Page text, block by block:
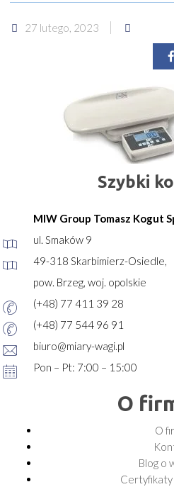
27 lutego, 2023
Szybki
MIW Group Tomasz Kogut
ul. Smaków 9
49-318 Skarbimierz-Osiedle,
pow. Brzeg, woj. opolskie
(+48) 77 411 39 28
(+48) 77 544 96 91
biuro@miary-wagi.pl
Pon – Pt: 7:00 – 15:00
O
O
Blog o
Certyfikaty